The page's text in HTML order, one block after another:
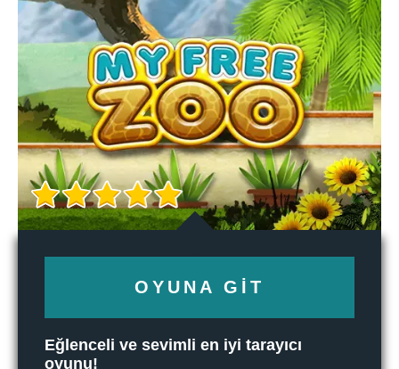
OYUNA GIT
Eğlenceli ve sevimli en iyi tarayıcı
oyunu!